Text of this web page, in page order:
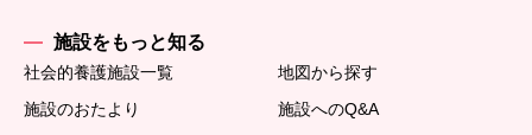
施設をもっと知る
社会的養護施設一覧
地図から探す
施設のおたより
施設へのQ&A